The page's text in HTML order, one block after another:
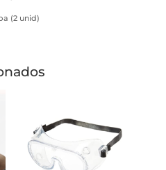
(2 unid)